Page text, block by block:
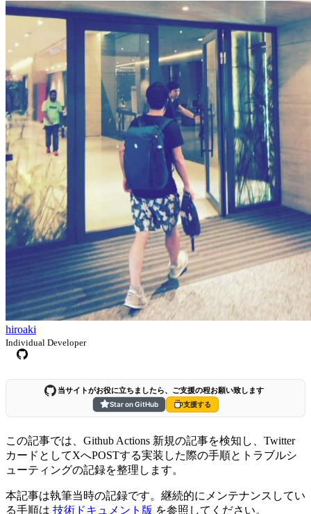
hiroaki
Individual Developer
当サイトがお役に立ちましたら、ご支援の程お願い致します
Star on GitHub
支援する
この記事では、Github Actions 新規の記事を検知し、Twitter
カードとしてXへPOSTする実装した際の手順とトラブルシ
ューティングの記録を整理します。
本記事は執筆当時の記録です。継続的にメンテナンスしてい
る手順は 技術ドキュメント版 を参照してください。